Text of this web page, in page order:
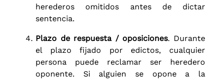
herederos omitidos antes de dictar
sentencia.
Plazo de respuesta / oposiciones. Durante
el plazo fijado por edictos, cualquier
persona puede reclamar ser heredero
oponente. Si alguien se opone a la